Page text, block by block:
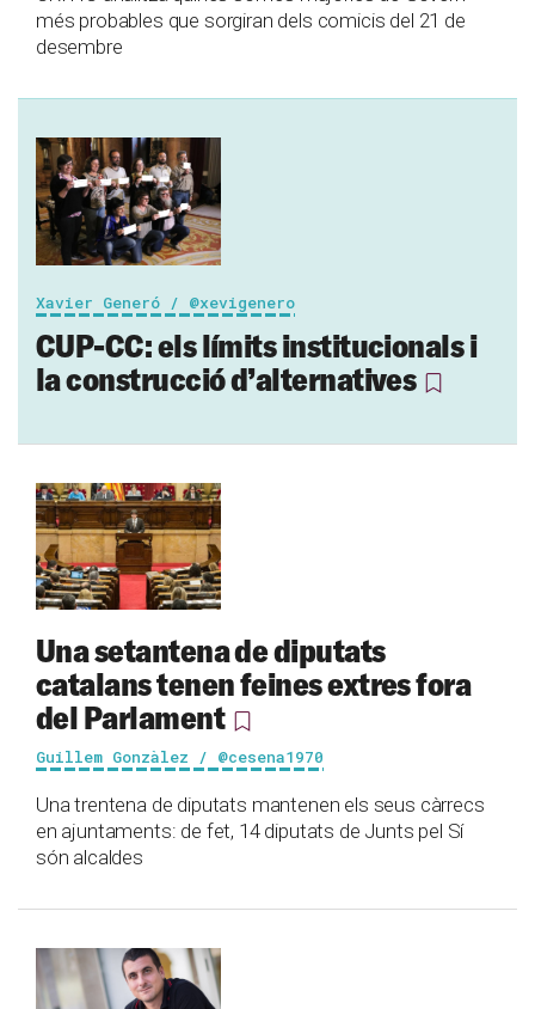
més probables que sorgiran dels comicis del 21 de
desembre
Xavier Generó / @xevigenero
CUP-CC: els límits institucionals i
la construcció d’alternatives
Una setantena de diputats
catalans tenen feines extres fora
del Parlament
Guillem Gonzàlez / @cesena1970
Una trentena de diputats mantenen els seus càrrecs
en ajuntaments: de fet, 14 diputats de Junts pel Sí
són alcaldes